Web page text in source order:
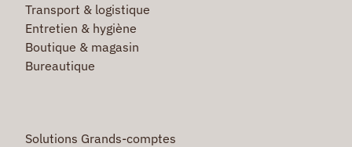
Transport & logistique
Entretien & hygiène
Boutique & magasin
Bureautique
Solutions Grands-comptes